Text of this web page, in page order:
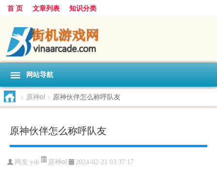
首 页 文章列表 知识分类
网站导航
> 原神ol > 原神伙伴怎么称呼队友
原神伙伴怎么称呼队友
网友:ysh 原神ol 2024-02-21 03:37:17